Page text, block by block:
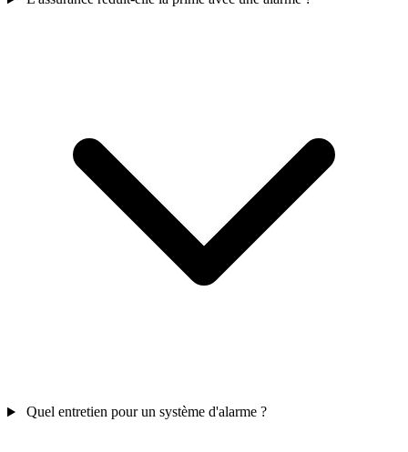
Quel entretien pour un système d'alarme ?